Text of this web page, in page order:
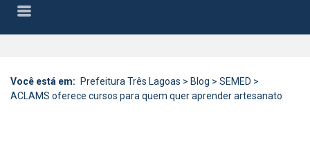
Você está em: Prefeitura Três Lagoas > Blog > SEMED >
ACLAMS oferece cursos para quem quer aprender artesanato